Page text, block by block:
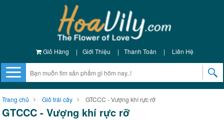
Giỏ Hàng | Giới Thiệu | Thanh Toán | Liên Hệ
Trang chủ Giỏ trái cây GTCCC - Vượng khí rực rỡ
GTCCC - Vượng khí rực rỡ